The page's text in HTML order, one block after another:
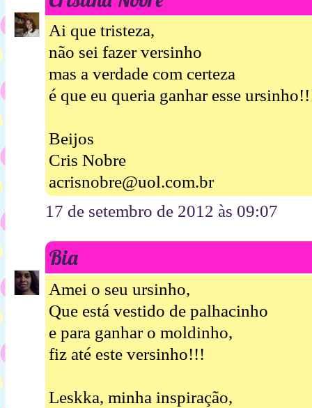
Ai que tristeza,
não sei fazer versinho
mas a verdade com certeza
é que eu queria ganhar esse
Beijos
Cris Nobre
acrisnobre@uol.com.br
17 de setembro de 2012 às 09:07
Bia
Amei o seu ursinho,
Que está vestido de palhacinho
e para ganhar o moldinho,
fiz até este versinho!!!
Leskka, minha inspiração,